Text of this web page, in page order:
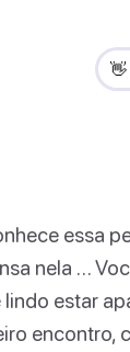
essa
nela …
estar
encontro,